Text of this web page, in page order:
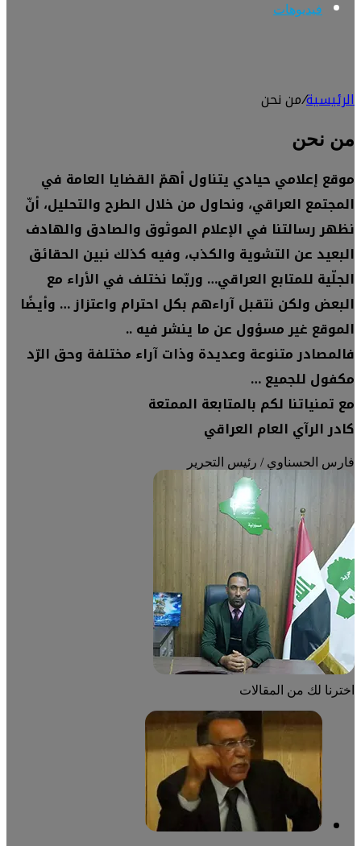
فيديوهات
الرئيسية/من نحن
من نحن
موقع إعلامي حيادي يتناول أهمّ القضايا العامة في
المجتمع العراقي، ونحاول من خلال الطرح والتحليل، أنّ
نظهر رسالتنا في الإعلام الموثوق والصادق والهادف
البعيد عن التشوية والكذب، وفيه كذلك نبين الحقائق
الجلّية للمتابع العراقي… وربّما نختلف في الأراء مع
البعض ولكن نتقبل آراءهم بكل احترام واعتزاز … وأيضًا
الموقع غير مسؤول عن ما ينشر فيه ..
فالمصادر متنوعة وعديدة وذات آراء مختلفة وحق الرّد
مكفول للجميع …
مع تمنياتنا لكم بالمتابعة الممتعة
كادر الرآي العام العراقي
فارس الحسناوي / رئيس التحرير
اخترنا لك من المقالات